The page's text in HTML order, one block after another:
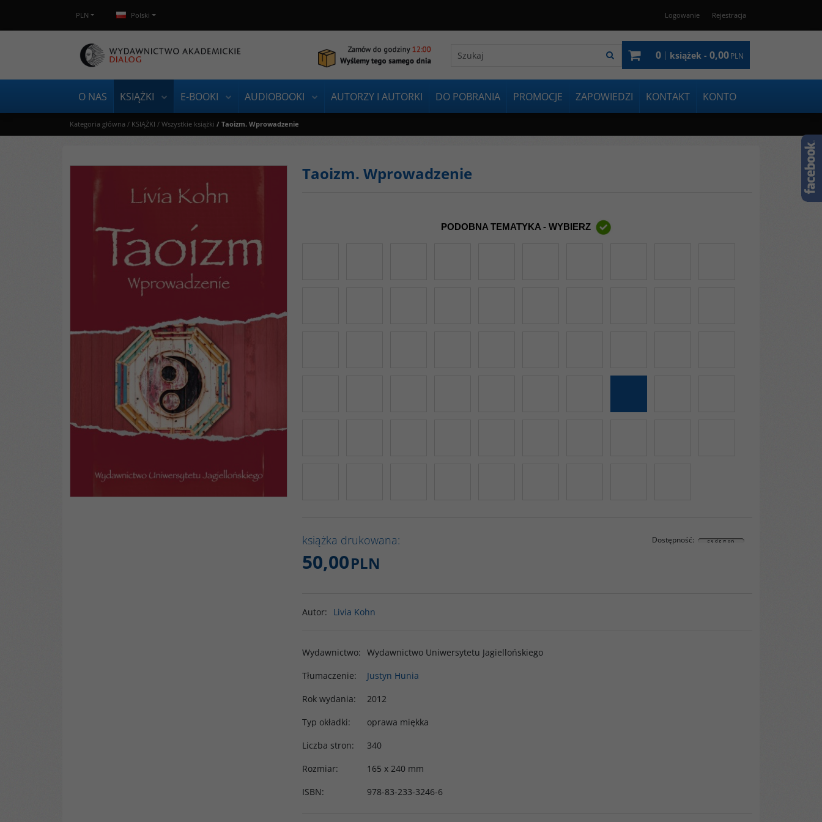
PLN Polski Logowanie Rejestracja
0 | książek - 0,00PLN
O NAS KSIĄŻKI E-BOOKI AUDIOBOOKI AUTORZY I AUTORKI DO POBRANIA PROMOCJE ZAPOWIEDZI KONTAKT KONTO
Kategoria główna / KSIĄŻKI / Wszystkie książki / Taoizm. Wprowadzenie
Taoizm. Wprowadzenie
PODOBNA TEMATYKA - WYBIERZ
książka drukowana: Dostępność:
50,00PLN
Autor: Livia Kohn
Wydawnictwo: Wydawnictwo Uniwersytetu Jagiellońskiego
Tłumaczenie:
Justyn Hunia
Rok wydania:
2012
Typ okładki:
oprawa miękka
Liczba stron:
340
Rozmiar:
165 x 240 mm
ISBN: 978-83-233-3246-6